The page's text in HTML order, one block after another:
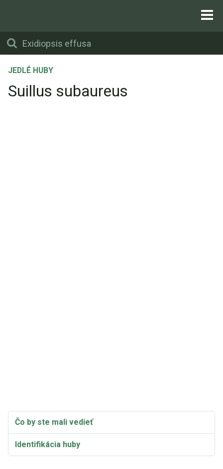
JEDLÉ HUBY
Suillus subaureus
Čo by ste mali vedieť
Identifikácia huby